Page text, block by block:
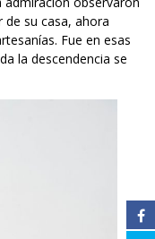
de su casa, ahora
Fue en esas
la descendencia se